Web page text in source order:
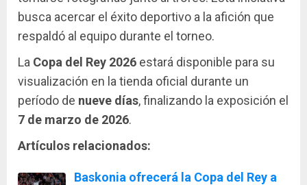
busca acercar el éxito deportivo a la afición que
respaldó al equipo durante el torneo.
La Copa del Rey 2026 estará disponible para su
visualización en la tienda oficial durante un
período de nueve días, finalizando la exposición el
7 de marzo de 2026.
Artículos relacionados:
Baskonia ofrecerá la Copa del Rey a